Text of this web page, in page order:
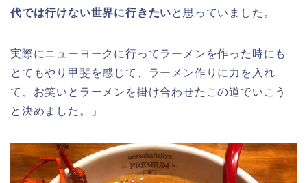
代では行けない世界に行きたいと思っていました。
実際にニューヨークに行ってラーメンを作った時にも
とてもやり甲斐を感じて、ラーメン作りに力を入れ
て、お笑いとラーメンを掛け合わせたこの道でいこう
と決めました。」